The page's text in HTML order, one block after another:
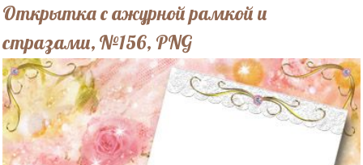
Открытка с ажурной рамкой и
стразами, №156, PNG